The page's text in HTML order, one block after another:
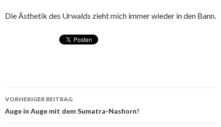
Die Ästhetik des Urwalds zieht mich immer wieder in den Bann.
Beitragsnavigation
VORHERIGER BEITRAG
Auge in Auge mit dem Sumatra-Nashorn!